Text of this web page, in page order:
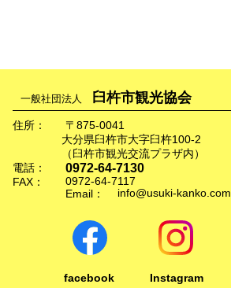
一般社団法人 臼杵市観光協会
住所：
〒875-0041
大分県臼杵市大字臼杵100-2
（臼杵市観光交流プラザ内）
電話：
0972-64-7130
FAX：
0972-64-7117
Email：
info@usuki-kanko.com
facebook Instagram